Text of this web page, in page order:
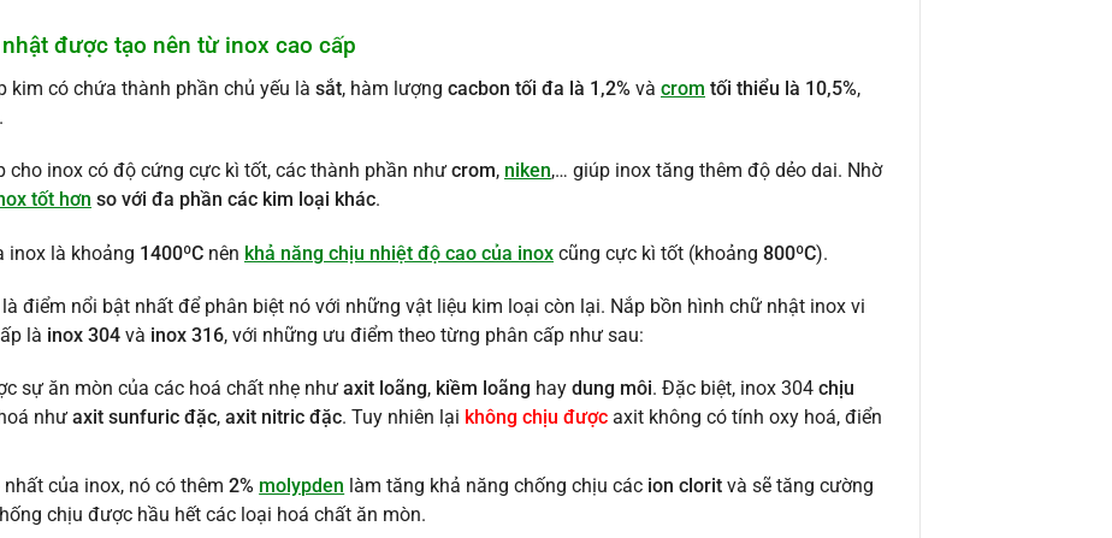
được tạo nên từ inox cao cấp
kim có chứa thành phần chủ yếu là sắt, hàm lượng cacbon tối đa là 1,2% và crom tối thiểu là 10,5%,
cho inox có độ cứng cực kì tốt, các thành phần như crom, niken,… giúp inox tăng thêm độ dẻo dai. Nhờ
tốt hơn so với đa phần các kim loại khác.
inox là khoảng 1400ºC nên khả năng chịu nhiệt độ cao của inox cũng cực kì tốt (khoảng 800ºC).
là điểm nổi bật nhất để phân biệt nó với những vật liệu kim loại còn lại. Nắp bồn hình chữ nhật inox vi
là inox 304 và inox 316, với những ưu điểm theo từng phân cấp như sau:
sự ăn mòn của các hoá chất nhẹ nhưaxit loãng, kiềm loãng haydung môi. Đặc biệt, inox 304chịu
nhưaxit sunfuric đặc,axit nitric đặc. Tuy nhiên lại không chịu đượcaxit không có tính oxy hoá, điển
của inox, nó có thêm2% molypden làm tăng khả năng chống chịu các ion clorit và sẽ tăng cường
chịu được hầu hết các loại hoá chất ăn mòn.